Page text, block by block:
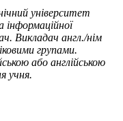
університет
Викладач англ./нім
групами.
або англійською
учня.